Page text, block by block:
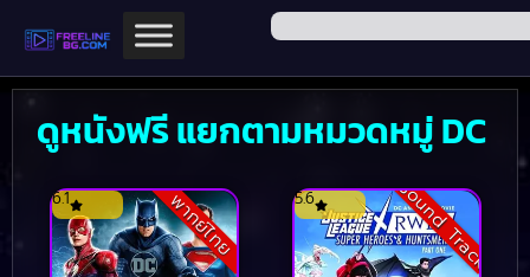
ดูหนังฟรี แยกตามหมวดหมู่ DC
พากย์ไทย
6.1 Sound Track
5.6